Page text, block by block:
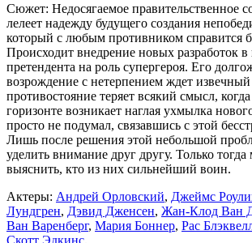
Сюжет: Недосягаемое правительственное
лелеет надежду будущего создания
который с любым противником справится
Происходит внедрение новых разработок
претендента на роль супергероя. Его
возрождение с нетерпением ждет
противостояние теряет всякий смысл,
горизонте возникает наглая ухмылка
просто не подумал, связавшись с этой
Лишь после решения этой небольшой
уделить внимание друг другу. Только
выяснить, кто из них сильнейший воин.
Актеры: Андрей Орловский, Джеймс
Лундгрен, Дэвид Дженсен, Жан-Клод Ван
Ван Варенберг, Мария Боннер, Рас
Скотт Эдкинс.